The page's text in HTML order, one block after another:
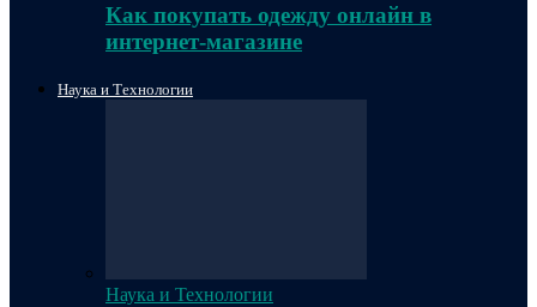
Как покупать одежду онлайн в
интернет-магазине
Наука и Технологии
Наука и Технологии